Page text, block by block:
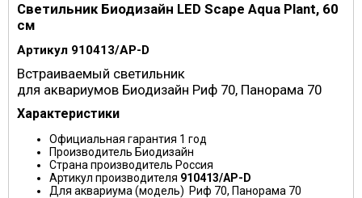
Светильник Биодизайн LED Scape Aqua Plant, 60
см
Артикул 910413/AP-D
Встраиваемый светильник
для аквариумов Биодизайн Риф 70, Панорама 70
Характеристики
Официальная гарантия 1 год
Производитель Биодизайн
Страна производитель Россия
Артикул производителя 910413/AP-D
Для аквариума (модель) Риф 70, Панорама 70